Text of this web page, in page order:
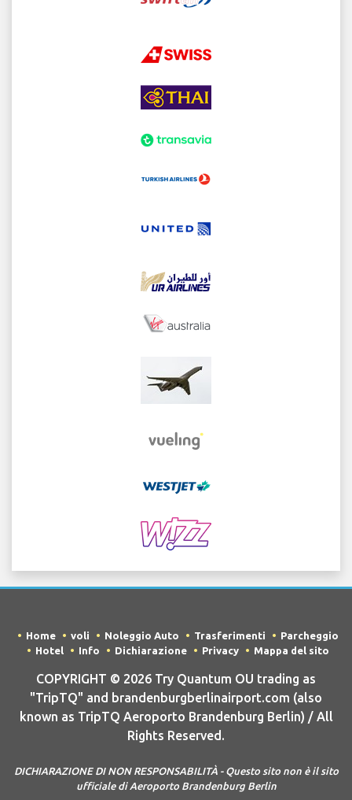
Home voli Noleggio Auto Trasferimenti
Parcheggio
Hotel
Info Dichiarazione Privacy Mappa del sito
COPYRIGHT © 2026 Try Quantum OU trading as
"TripTQ" and brandenburgberlinairport.com (also
known as TripTQ Aeroporto Brandenburg Berlin) / All
Rights Reserved.
DICHIARAZIONE DI NON RESPONSABILITÀ - Questo sito non è il sito
ufficiale di Aeroporto Brandenburg Berlin